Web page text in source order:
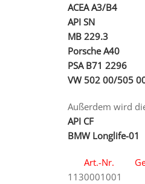
ACEA A3/B4
API SN
MB 229.3
Porsche A40
PSA B71 2296
VW 502 00/505
Außerdem wird
API CF
BMW Longlife-01
Art.-Nr.
1130001001